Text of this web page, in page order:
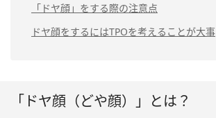
「ドヤ顔」をする際の注意点
ドヤ顔をするにはTPOを考えることが大事
「ドヤ顔（どや顔）」とは？